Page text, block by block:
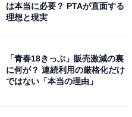
は本当に必要？ PTAが直面する
理想と現実
「青春18きっぷ」販売激減の裏
に何が？ 連続利用の厳格化だけ
ではない「本当の理由」